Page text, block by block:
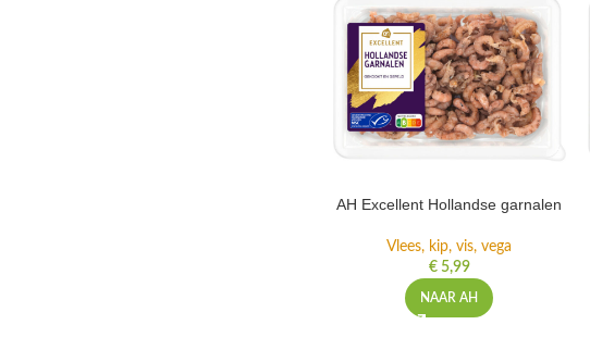
AH Excellent Hollandse garnalen
Vlees, kip, vis, vega
€5,99
NAAR AH